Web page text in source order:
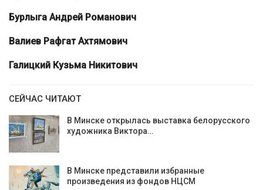
Бурлыга Андрей Романович
Валиев Рафгат Ахтямович
Галицкий Кузьма Никитович
СЕЙЧАС ЧИТАЮТ
В Минске открылась выставка белорусского
художника Виктора…
В Минске представили избранные
произведения из фондов НЦСМ